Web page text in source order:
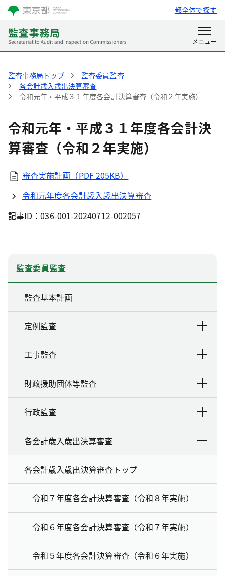
都全体で探す
監査事務局トップ
監査委員監査
各会計歳入歳出決算審査
令和元年・平成３１年度各会計決算審査（令和２年実施）
令和元年・平成３１年度各会計決
算審査（令和２年実施）
審査実施計画（PDF 205KB）
令和元年度各会計歳入歳出決算審査
記事ID：036-001-20240712-002057
監査委員監査
監査基本計画
定例監査
工事監査
財政援助団体等監査
行政監査
各会計歳入歳出決算審査
各会計歳入歳出決算審査トップ
令和７年度各会計決算審査（令和８年実施）
令和６年度各会計決算審査（令和７年実施）
令和５年度各会計決算審査（令和６年実施）